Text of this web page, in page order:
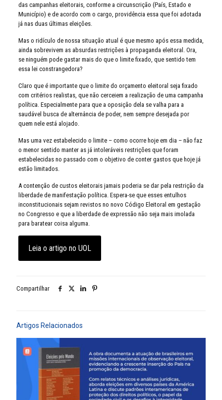
das campanhas eleitorais, conforme a circunscrição (País, Estado e
Município) e de acordo com o cargo, providência essa que foi adotada
já nas duas últimas eleições.
Mas o ridículo de nossa situação atual é que mesmo após essa medida,
ainda sobrevivem as absurdas restrições à propaganda eleitoral. Ora,
se ninguém pode gastar mais do que o limite fixado, que sentido tem
essa lei constrangedora?
Claro que é importante que o limite do orçamento eleitoral seja fixado
com critérios realistas, que não cerceiem a realização de uma campanha
política. Especialmente para que a oposição dela se valha para a
saudável busca de alternância de poder, nem sempre desejada por
quem nele está alojado.
Mas uma vez estabelecido o limite – como ocorre hoje em dia – não faz
o menor sentido manter as já intoleráveis restrições que foram
estabelecidas no passado com o objetivo de conter gastos que hoje já
estão limitados.
A contenção de custos eleitorais jamais poderia se dar pela restrição da
liberdade de manifestação política. Espera-se que esses entulhos
inconstitucionais sejam revistos no novo Código Eleitoral em gestação
no Congresso e que a liberdade de expressão não seja mais imolada
para baratear coisa alguma.
Leia o artigo no UOL
Compartilhar
Artigos Relacionados